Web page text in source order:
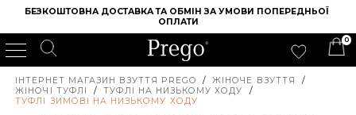
БЕЗКОШТОВНА ДОСТАВКА ТА ОБМІН ЗА УМОВИ ПОПЕРЕДНЬОЇ
ОПЛАТИ
0
ІНТЕРНЕТ МАГАЗИН ВЗУТТЯ PREGO / ЖІНОЧЕ ВЗУТТЯ
/
ЖІНОЧІ ТУФЛІ
/ ТУФЛІ НА НИЗЬКОМУ ХОДУ
/
ТУФЛІ ЗИМОВІ НА НИЗЬКОМУ ХОДУ